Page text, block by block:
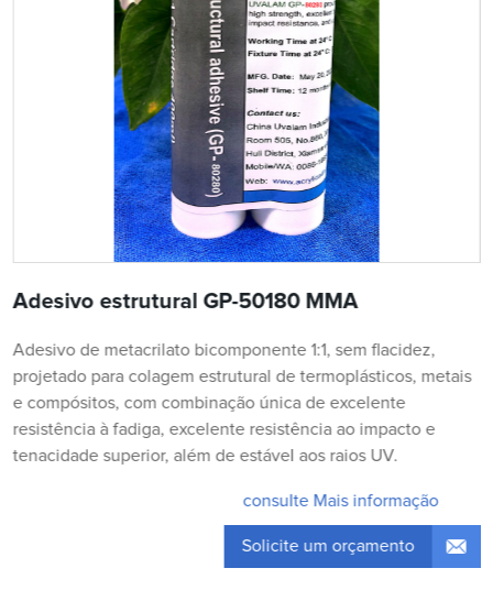
Adesivo estrutural GP-50180 MMA
Adesivo de metacrilato bicomponente 1:1, sem flacidez,
projetado para colagem estrutural de termoplásticos, metais
e compósitos, com combinação única de excelente
resistência à fadiga, excelente resistência ao impacto e
tenacidade superior, além de estável aos raios UV.
consulte Mais informação
Solicite um orçamento